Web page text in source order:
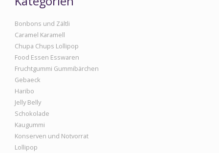
Bonbons und Zältli
Caramel Karamell
Chupa Chups Lollipop
Food Essen Esswaren
Fruchtgummi Gummibärchen
Gebaeck
Haribo
Jelly Belly
Schokolade
Kaugummi
Konserven und Notvorrat
Lollipop